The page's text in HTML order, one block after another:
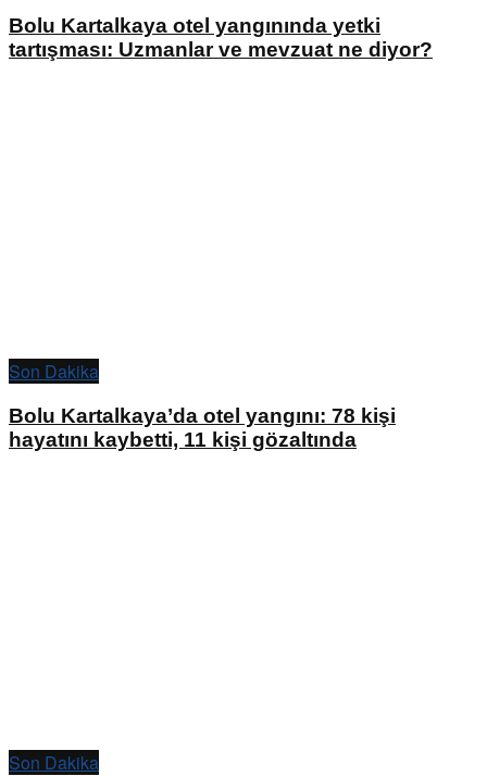
Bolu Kartalkaya otel yangınında yetki
tartışması: Uzmanlar ve mevzuat ne diyor?
Son Dakika
Bolu Kartalkaya’da otel yangını: 78 kişi
hayatını kaybetti, 11 kişi gözaltında
Son Dakika